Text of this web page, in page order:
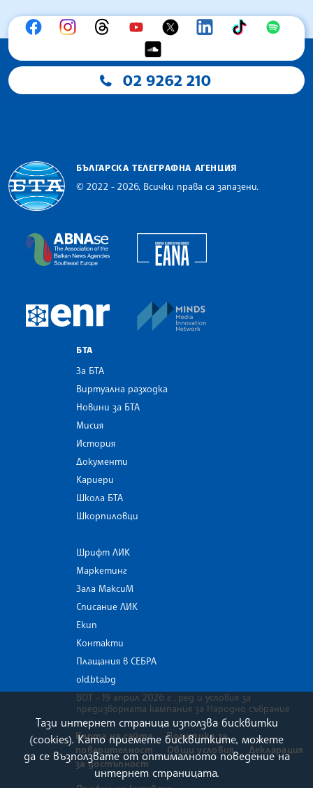
02 9262 210
БЪЛГАРСКА ТЕЛЕГРАФНА АГЕНЦИЯ
© 2022 - 2026, Всички права са запазени.
The Assocoation of the Balkan News Agencies
European Newsroom
БТА
За БТА
Виртуална разходка
Новини за БТА
Мисия
История
Документи
Кариери
Школа БТА
Шкорпиловци
Шрифт ЛИК
Маркетинг
Зала МаксиМ
Списание ЛИК
Екип
Контакти
Плащания в СЕБРА
old.bta.bg
ВОТ - 19 април 2026 г . ред и условия за
предизборната кампания за Народно събрание
Карта на сайта
Политика за
поверителност
Общи условия
Декларация
за достъпност
Тази интернет страница използва бисквитки
(cookies). Като приемете бисквитките, можете
да се възползвате от оптималното поведение на
интернет страницата.